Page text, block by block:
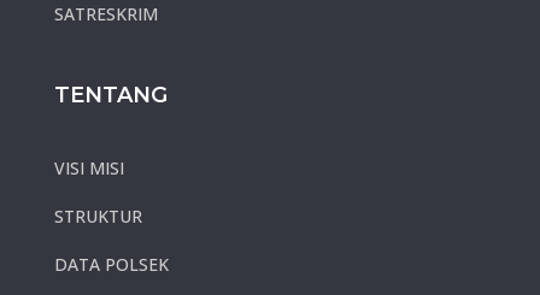
SATRESKRIM
TENTANG
VISI MISI
STRUKTUR
DATA POLSEK